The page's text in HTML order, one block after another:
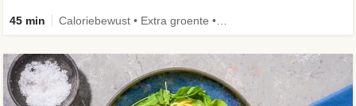
45 min